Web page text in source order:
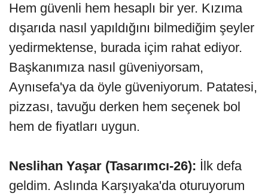
Hem güvenli hem hesaplı bir yer. Kızıma
dışarıda nasıl yapıldığını bilmediğim şeyler
yedirmektense, burada içim rahat ediyor.
Başkanımıza nasıl güveniyorsam,
Aynısefa'ya da öyle güveniyorum. Patatesi,
pizzası, tavuğu derken hem seçenek bol
hem de fiyatları uygun.
Neslihan Yaşar (Tasarımcı-26): İlk defa
geldim. Aslında Karşıyaka'da oturuyorum